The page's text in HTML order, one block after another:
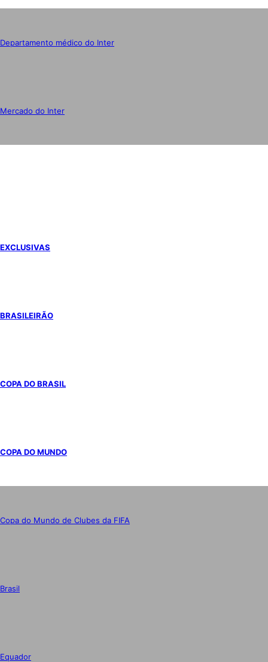
Departamento médico do Inter
Mercado do Inter
EXCLUSIVAS
BRASILEIRÃO
COPA DO BRASIL
COPA DO MUNDO
Copa do Mundo de Clubes da FIFA
Brasil
Equador